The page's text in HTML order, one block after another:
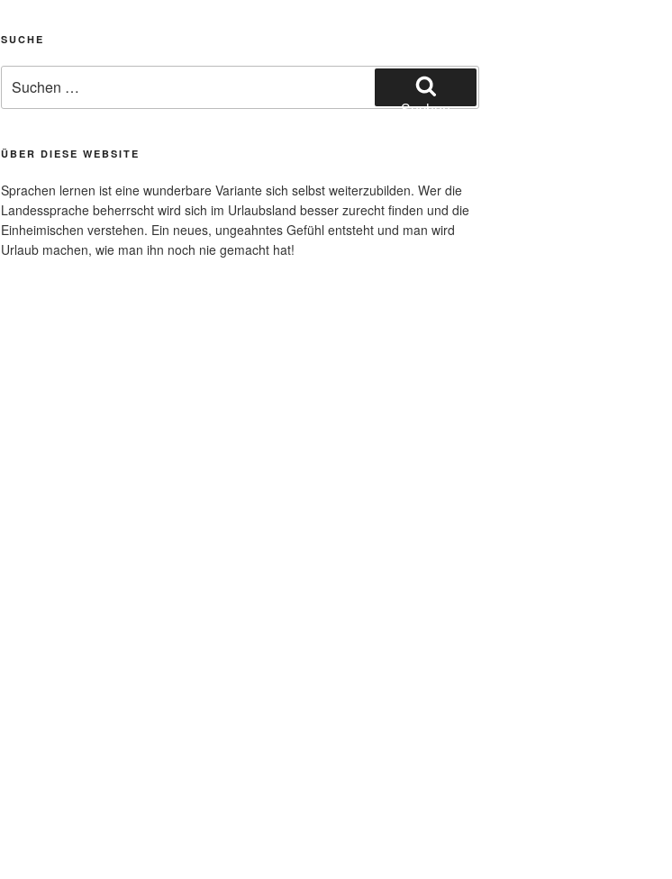
SUCHE
nach:
Suchen
ÜBER DIESE WEBSITE
Sprachen lernen ist eine wunderbare Variante sich selbst weiterzubilden. Wer die
Landessprache beherrscht wird sich im Urlaubsland besser zurecht finden und die
Einheimischen verstehen. Ein neues, ungeahntes Gefühl entsteht und man wird
Urlaub machen, wie man ihn noch nie gemacht hat!